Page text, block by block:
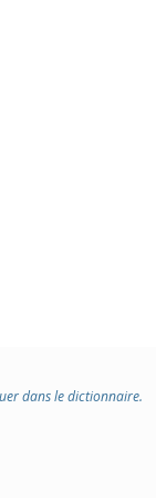
dans le dictionnaire.